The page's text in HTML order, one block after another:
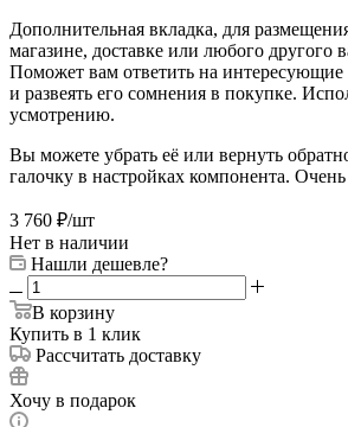
Дополнительная вкладка, для
магазине, доставке или любого другого
Поможет вам ответить на интересующие
и развеять его сомнения в покупке.
усмотрению.
Вы можете убрать её или вернуть
галочку в настройках компонента.
3 760 ₽/шт
Нет в наличии
Нашли дешевле?
В корзину
Купить в 1 клик
Рассчитать доставку
Хочу в подарок